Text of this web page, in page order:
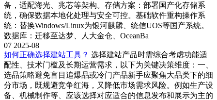
备，适配海光、兆芯等架构。存储方案：部署国产化存储系
统，确保数据本地化处理与安全可控。基础软件重构操作系
统：替换Windows/Linux为银河麒麟、统信UOS等国产系统。
数据库：迁移至达梦、人大金仓、OceanBa
07 2025-08
如何正确选择建站工具？ 选择建站产品时需综合考虑功能适
配性、技术门槛及长期运营需求，以下为关键决策维度：一、
选品策略‌避免盲目追爆品或冷门产品‌新手应聚焦大品类下的细
分市场，既规避竞争红海，又降低市场需求风险。例如生产设
备、机械制作等、应该选择对应适合的信息发布和展示为主的